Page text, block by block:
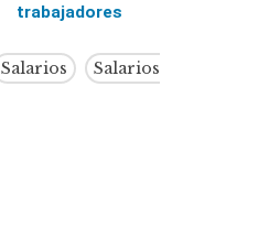
trabajadores
Salarios
Salarios